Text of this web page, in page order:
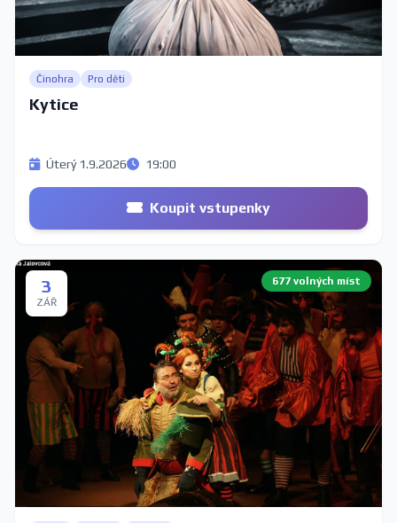
Činohra Pro děti
Kytice
Úterý 1.9.2026 19:00
Koupit vstupenky
3
ZÁŘ
677 volných míst